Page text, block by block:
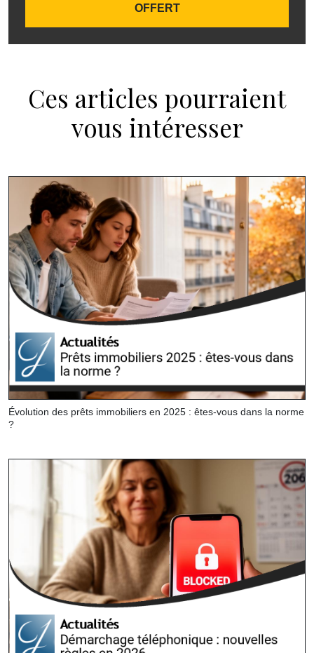
OFFERT
Ces articles pourraient
vous intéresser
Évolution des prêts immobiliers en 2025 : êtes-vous dans la norme
?